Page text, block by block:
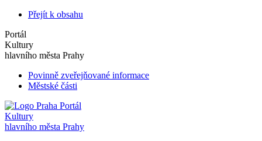
Přejít k obsahu
Portál
Kultury
hlavního města Prahy
Povinně zveřejňované informace
Městské části
Portál
Kultury
hlavního města Prahy